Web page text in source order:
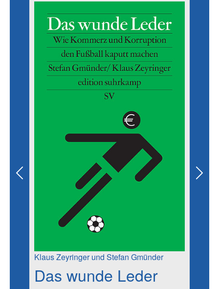
Klaus Zeyringer und Stefan Gmünder
Das wunde Leder
Previous Next